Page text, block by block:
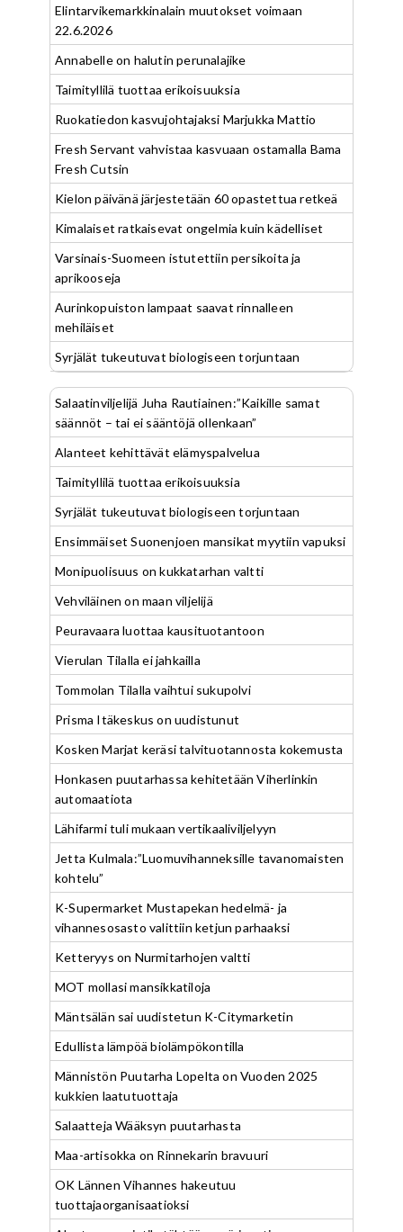
Elintarvikemarkkinalain muutokset voimaan
22.6.2026
Annabelle on halutin perunalajike
Taimityllilä tuottaa erikoisuuksia
Ruokatiedon kasvujohtajaksi Marjukka Mattio
Fresh Servant vahvistaa kasvuaan ostamalla Bama
Fresh Cutsin
Kielon päivänä järjestetään 60 opastettua retkeä
Kimalaiset ratkaisevat ongelmia kuin kädelliset
Varsinais-Suomeen istutettiin persikoita ja
aprikooseja
Aurinkopuiston lampaat saavat rinnalleen
mehiläiset
Syrjälät tukeutuvat biologiseen torjuntaan
Salaatinviljelijä Juha Rautiainen:”Kaikille samat
säännöt – tai ei sääntöjä ollenkaan”
Alanteet kehittävät elämyspalvelua
Taimityllilä tuottaa erikoisuuksia
Syrjälät tukeutuvat biologiseen torjuntaan
Ensimmäiset Suonenjoen mansikat myytiin vapuksi
Monipuolisuus on kukkatarhan valtti
Vehviläinen on maan viljelijä
Peuravaara luottaa kausituotantoon
Vierulan Tilalla ei jahkailla
Tommolan Tilalla vaihtui sukupolvi
Prisma Itäkeskus on uudistunut
Kosken Marjat keräsi talvituotannosta kokemusta
Honkasen puutarhassa kehitetään Viherlinkin
automaatiota
Lähifarmi tuli mukaan vertikaaliviljelyyn
Jetta Kulmala:”Luomuvihanneksille tavanomaisten
kohtelu”
K-Supermarket Mustapekan hedelmä- ja
vihannesosasto valittiin ketjun parhaaksi
Ketteryys on Nurmitarhojen valtti
MOT mollasi mansikkatiloja
Mäntsälän sai uudistetun K-Citymarketin
Edullista lämpöä biolämpökontilla
Männistön Puutarha Lopelta on Vuoden 2025
kukkien laatutuottaja
Salaatteja Wääksyn puutarhasta
Maa-artisokka on Rinnekarin bravuuri
OK Lännen Vihannes hakeutuu
tuottajaorganisaatioksi